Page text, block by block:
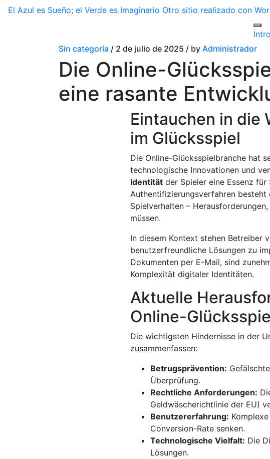
El Azul es Sueño; el Verde es Imaginario Otro sitio realizado con
Sin categoría / 2 de julio de 2025 / by Administrador
Die Online-
eine rasante
Eintauchen in
im Glücksspiel
Die Online-Glücksspielbranche hat
technologische Innovationen und
Identitätder Spieler eine Essenz für
Authentifizierungsverfahren
Spielverhalten –
müssen.
In diesem Kontext stehen Betreiber
benutzerfreundliche Lösungen zu
Dokumenten per E-Mail, sind
Komplexität digitaler Identitäten.
Aktuelle
Online-
Die wichtigsten Hindernisse in der
zusammenfassen:
Betrugsprävention:
Überprüfung.
Rechtliche Anforderungen:
Geldwäscherichtlinie der EU)
Benutzererfahrung:
Conversion-Rate senken.
Technologische Vielfalt: Die
Lösungen.